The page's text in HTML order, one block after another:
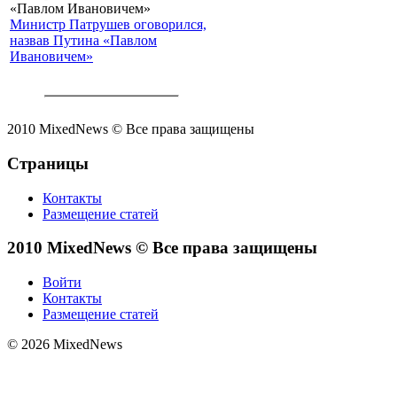
Министр Патрушев оговорился,
назвав Путина «Павлом
Ивановичем»
2010 MixedNews © Все права защищены
Страницы
Контакты
Размещение статей
2010 MixedNews © Все права защищены
Войти
Контакты
Размещение статей
© 2026 MixedNews